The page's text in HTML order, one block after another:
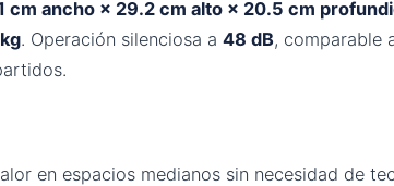
cm ancho × 29.2 cm alto × 20.5 cm
. Operación silenciosa a 48 dB, comparable
en espacios medianos sin necesidad de